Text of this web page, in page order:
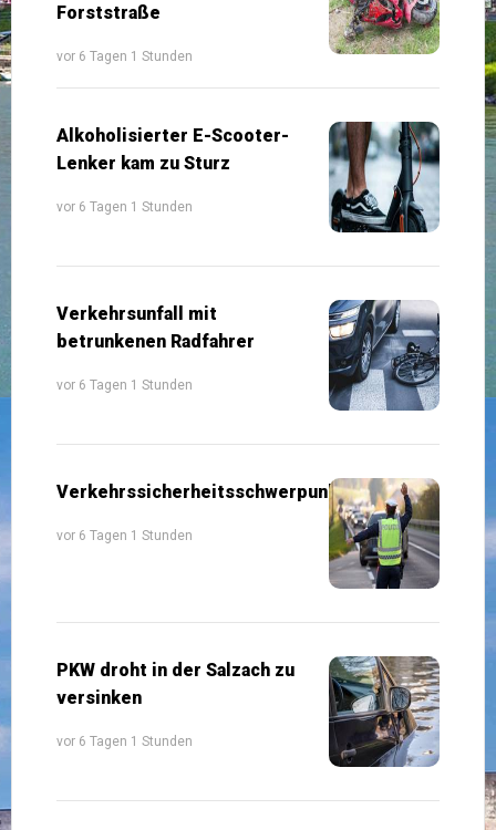
Forststraße
vor 6 Tagen 1 Stunden
Alkoholisierter E-Scooter-
Lenker kam zu Sturz
vor 6 Tagen 1 Stunden
Verkehrsunfall mit
betrunkenen Radfahrer
vor 6 Tagen 1 Stunden
Verkehrssicherheitsschwerpunkte
vor 6 Tagen 1 Stunden
PKW droht in der Salzach zu
versinken
vor 6 Tagen 1 Stunden